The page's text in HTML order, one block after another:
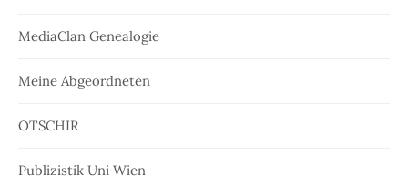
MediaClan Genealogie
Meine Abgeordneten
OTSCHIR
Publizistik Uni Wien